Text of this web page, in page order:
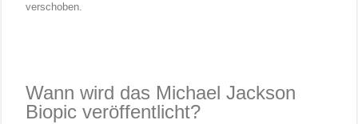
verschoben.
Wann wird das Michael Jackson
Biopic veröffentlicht?